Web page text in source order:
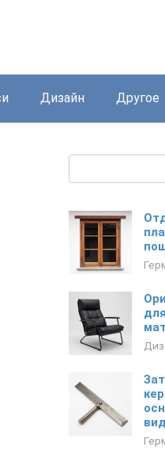
Дизайн Другое